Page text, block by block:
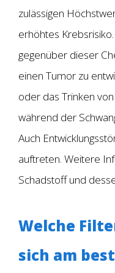
zulässigen
erhöhtes
gegenüber dieser
einen Tumor zu
oder das Trinken
während der
Auch
auftreten. Weitere
Schadstoff und
Welche
sich am